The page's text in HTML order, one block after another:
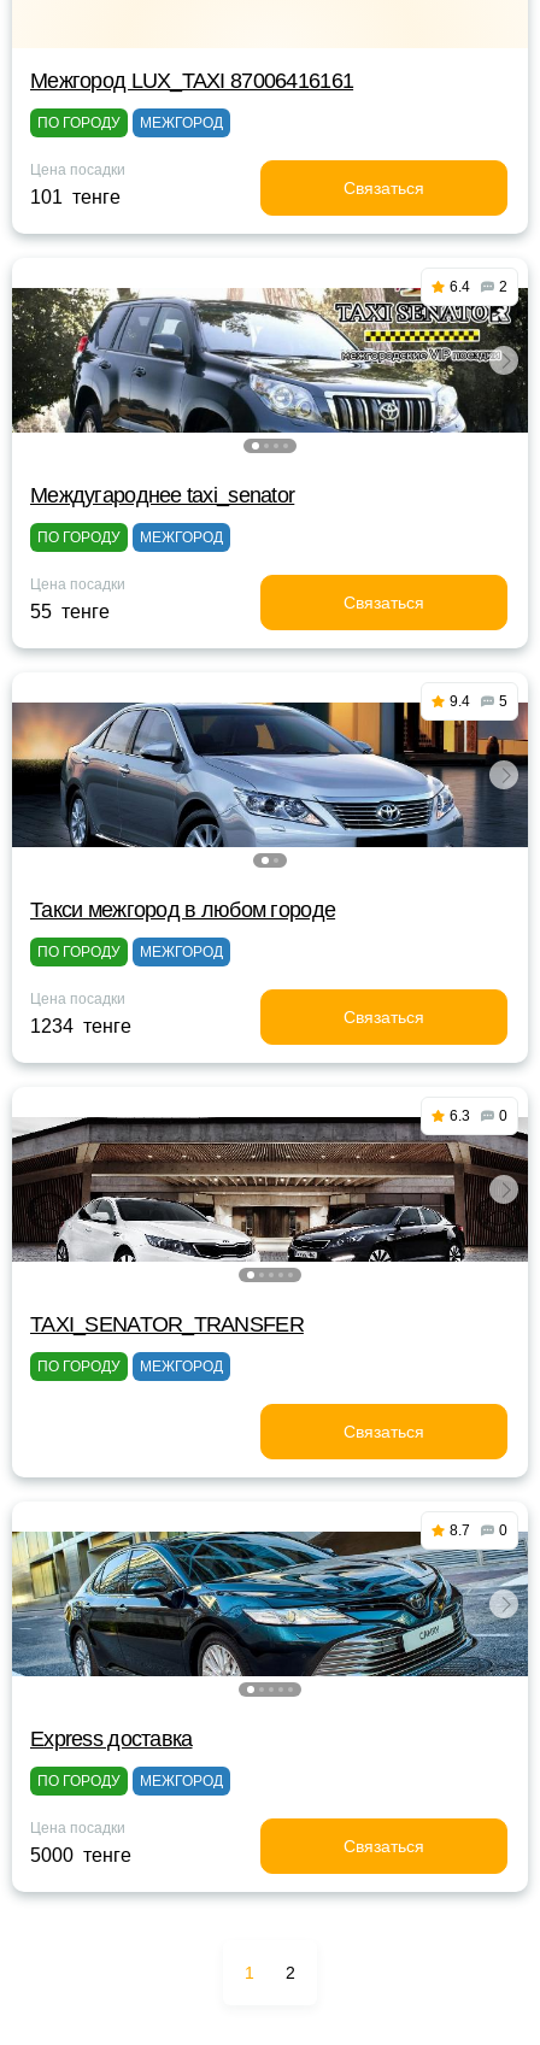
Межгород LUX_TAXI 87006416161
ПО ГОРОДУ МЕЖГОРОД
Цена посадки
101 тенге Связаться
6.4 2
Междугароднее taxi_senator
ПО ГОРОДУ МЕЖГОРОД
Цена посадки
55 тенге Связаться
9.4 5
Такси межгород в любом городе
ПО ГОРОДУ МЕЖГОРОД
Цена посадки
1234 тенге Связаться
6.3 0
TAXI_SENATOR_TRANSFER
ПО ГОРОДУ МЕЖГОРОД
Связаться
8.7 0
Express доставка
ПО ГОРОДУ МЕЖГОРОД
Цена посадки
5000 тенге Связаться
1 2